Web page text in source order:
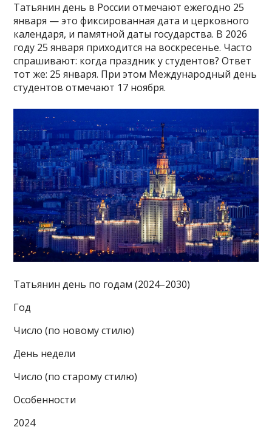
Татьянин день в России отмечают ежегодно 25
января — это фиксированная дата и церковного
календаря, и памятной даты государства. В 2026
году 25 января приходится на воскресенье. Часто
спрашивают: когда праздник у студентов? Ответ
тот же: 25 января. При этом Международный день
студентов отмечают 17 ноября.
Татьянин день по годам (2024–2030)
Год
Число (по новому стилю)
День недели
Число (по старому стилю)
Особенности
2024